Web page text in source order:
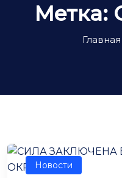
Метка:
Главная
Новости